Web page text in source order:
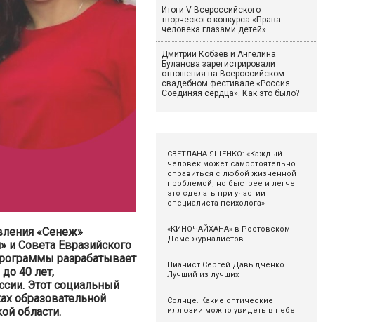
«Сенеж»
и Совета Евразийского
разрабатывает
40 лет,
Этот социальный
образовательной
области.
Итоги V Всероссийского
творческого конкурса «Права
человека глазами детей»
Дмитрий Кобзев и Ангелина
Буланова зарегистрировали
отношения на Всероссийском
свадебном фестивале «Россия.
Соединяя сердца». Как это было?
СВЕТЛАНА ЯЩЕНКО: «Каждый
человек может самостоятельно
справиться с любой жизненной
проблемой, но быстрее и легче
это сделать при участии
специалиста-психолога»
«КИНОЧАЙХАНА» в Ростовском
Доме журналистов
Пианист Сергей Давыдченко.
Лучший из лучших
Солнце. Какие оптические
иллюзии можно увидеть в небе